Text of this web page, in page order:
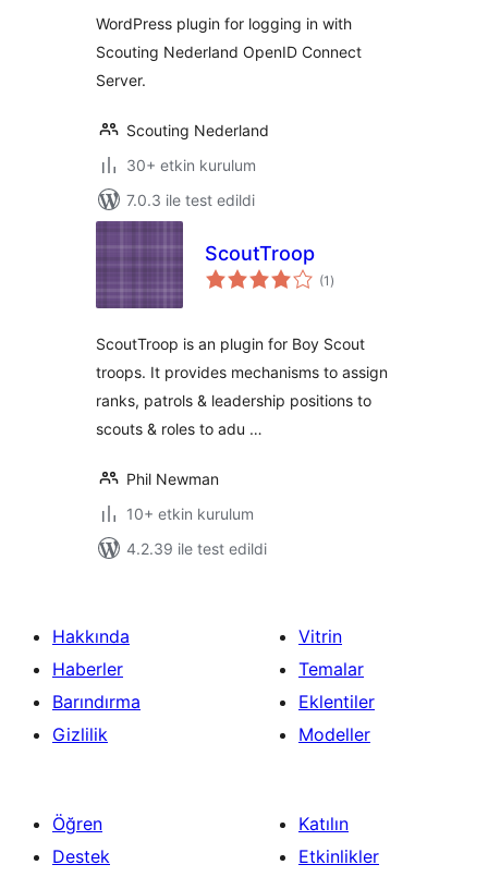
WordPress plugin for logging in with
Scouting Nederland OpenID Connect
Server.
Scouting Nederland
30+ etkin kurulum
7.0.3 ile test edildi
ScoutTroop
(1 toplam
puan
)
ScoutTroop is an plugin for Boy Scout
troops. It provides mechanisms to assign
ranks, patrols & leadership positions to
scouts & roles to adu …
Phil Newman
10+ etkin kurulum
4.2.39 ile test edildi
Hakkında
Haberler
Barındırma
Gizlilik
Vitrin
Temalar
Eklentiler
Modeller
Öğren
Destek
Katılın
Etkinlikler